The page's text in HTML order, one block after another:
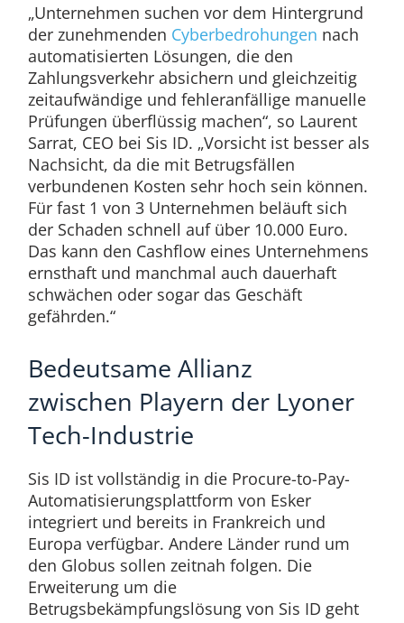
„Unternehmen suchen vor dem Hintergrund
der zunehmenden Cyberbedrohungen nach
automatisierten Lösungen, die den
Zahlungsverkehr absichern und gleichzeitig
zeitaufwändige und fehleranfällige manuelle
Prüfungen überflüssig machen“, so Laurent
Sarrat, CEO bei Sis ID. „Vorsicht ist besser als
Nachsicht, da die mit Betrugsfällen
verbundenen Kosten sehr hoch sein können.
Für fast 1 von 3 Unternehmen beläuft sich
der Schaden schnell auf über 10.000 Euro.
Das kann den Cashflow eines Unternehmens
ernsthaft und manchmal auch dauerhaft
schwächen oder sogar das Geschäft
gefährden.“
Bedeutsame Allianz
zwischen Playern der Lyoner
Tech-Industrie
Sis ID ist vollständig in die Procure-to-Pay-
Automatisierungsplattform von Esker
integriert und bereits in Frankreich und
Europa verfügbar. Andere Länder rund um
den Globus sollen zeitnah folgen. Die
Erweiterung um die
Betrugsbekämpfungslösung von Sis ID geht